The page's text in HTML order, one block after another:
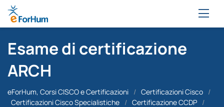
Esame di certificazione
ARCH
eForHum, Corsi CISCO e Certificazioni / Certificazioni Cisco /
Certificazioni Cisco Specialistiche / Certificazione CCDP /